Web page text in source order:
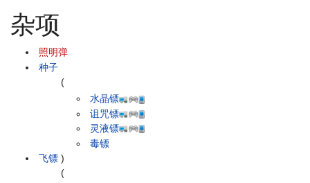
杂项
照明弹
种子
飞镖
(
水晶镖
诅咒镖
灵液镖
毒镖
)
(